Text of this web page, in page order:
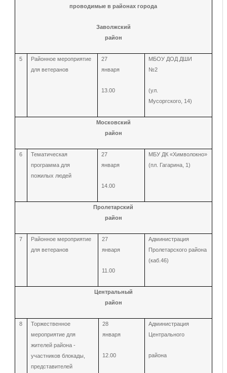
проводимые в районах города
Заволжский
район
5
Районное мероприятие
для ветеранов
27
января
13.00
МБОУ ДОД ДШИ
№2
(ул.
Мусоргского, 14)
Московский
район
6
Тематическая
программа для
пожилых людей
27
января
14.00
МБУ ДК «Химволокно»
(пл. Гагарина, 1)
Пролетарский
район
7
Районное мероприятие
для ветеранов
27
января
11.00
Администрация
Пролетарского района
(каб.46)
Центральный
район
8
Торжественное
мероприятие для
жителей района -
участников блокады,
представителей
28
января
12.00
Администрация
Центрального
района